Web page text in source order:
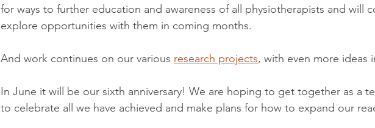
for ways to further education and awareness of all physiotherapists and will
explore opportunities with them in coming months.
And work continues on our various research projects, with even more ideas
In June it will be our sixth anniversary! We are hoping to get together as a
to celebrate all we have achieved and make plans for how to expand our